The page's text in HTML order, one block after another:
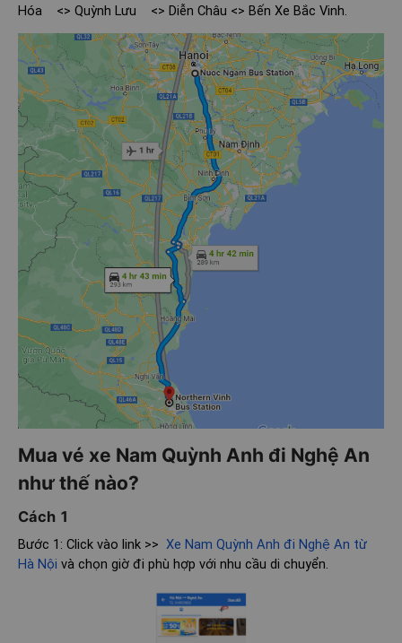
Hóa
<> Quỳnh Lưu <> Diễn Châu <> Bến Xe Bắc Vinh.
Mua vé xe Nam Quỳnh Anh đi Nghệ An
như thế nào?
Cách 1
Bước 1: Click vào link >> Xe Nam Quỳnh Anh đi Nghệ An từ
Hà Nội và chọn giờ đi phù hợp với nhu cầu di chuyển.